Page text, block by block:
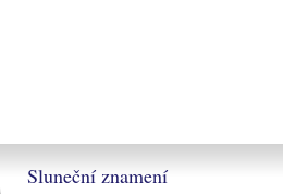
Sluneční znamení